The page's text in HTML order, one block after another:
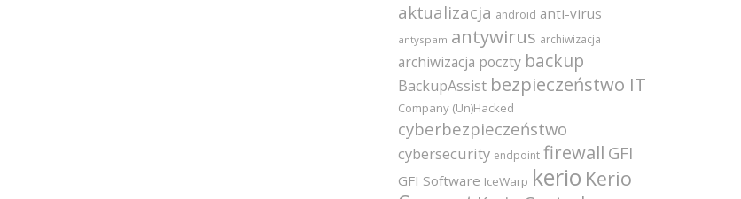
aktualizacja android anti-virus
antyspam antywirus archiwizacja
archiwizacja poczty backup
BackupAssist bezpieczeństwo IT
Company (Un)Hacked
cyberbezpieczeństwo
cybersecurity endpoint firewall GFI
GFI Software IceWarp kerio Kerio